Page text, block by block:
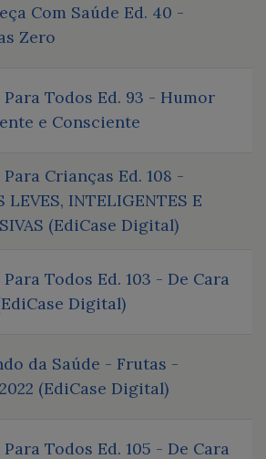
Com Saúde Ed. 40 -
Zero
Para Todos Ed. 93 - Humor
e Consciente
Para Crianças Ed. 108 -
LEVES, INTELIGENTES E
(EdiCase Digital)
Todos Ed. 103 - De Cara
Digital)
da Saúde - Frutas -
(EdiCase Digital)
Todos Ed. 105 - De Cara